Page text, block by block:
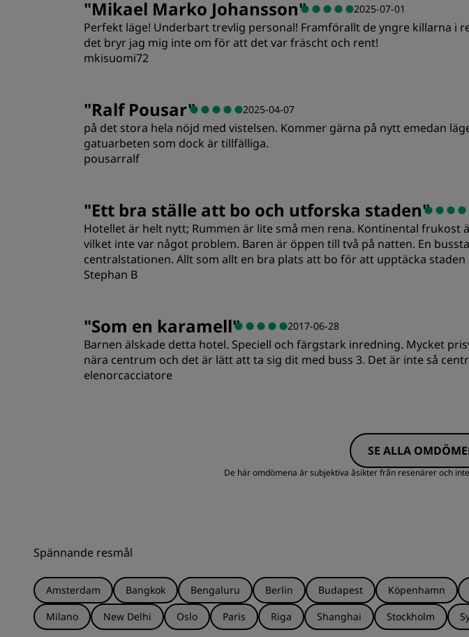
Läge Renlighet
"Mikael Marko Johansson" 2025-07-01
Perfekt läge! Underbart trevlig personal! Framförallt de yngre killarna i
det bryr jag mig inte om för att det var fräscht och rent!
mkisuomi72
Läge Renlighet
"Ralf Pousar" 2025-04-07
på det stora hela nöjd med vistelsen. Kommer gärna på nytt emedan
gatuarbeten som dock är tillfälliga.
pousarralf
Läge Renlighet
"Ett bra ställe att bo och utforska staden"
Hotellet är helt nytt; Rummen är lite små men rena. Kontinental
vilket inte var något problem. Baren är öppen till två på natten. En
centralstationen. Allt som allt en bra plats att bo för att upptäcka staden
Stephan B
"Som en karamell" 2017-06-28
Barnen älskade detta hotel. Speciell och färgstark inredning. Mycket
nära centrum och det är lätt att ta sig dit med buss 3. Det är inte så
elenorcacciatore
SE ALLA
De här omdömena är subjektiva åsikter från resenärer och
Spännande resmål
Amsterdam Bangkok Bengaluru Berlin Budapest Köpenhamn
Milano
New Delhi Oslo Paris Riga Shanghai Stockholm